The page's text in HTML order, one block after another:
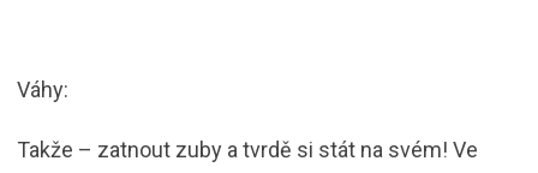
Váhy:
Takže – zatnout zuby a tvrdě si stát na svém! Ve